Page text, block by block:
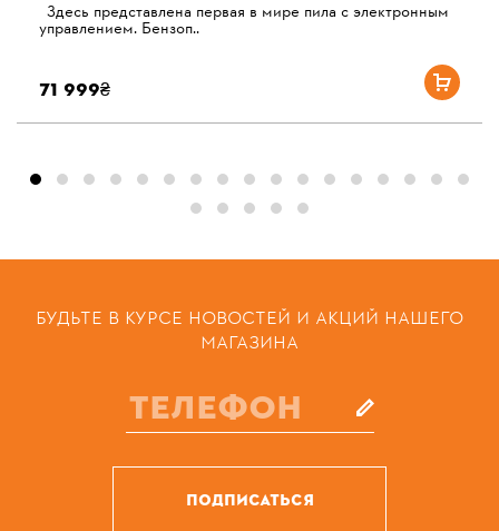
Здесь представлена ​​первая в мире пила с электронным
управлением. Бензоп..
71 999₴
БУДЬТЕ В КУРСЕ НОВОСТЕЙ И АКЦИЙ НАШЕГО
МАГАЗИНА
ПОДПИСАТЬСЯ